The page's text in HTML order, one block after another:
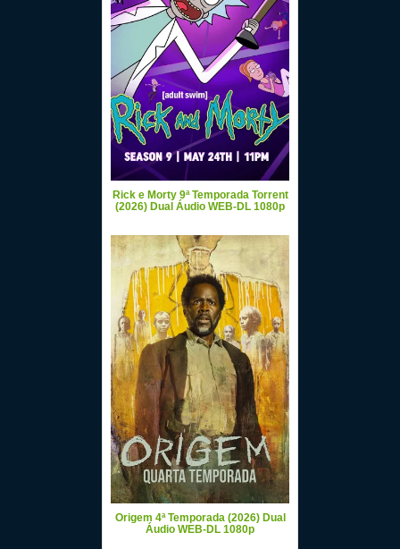
Rick e Morty 9ª Temporada Torrent
(2026) Dual Áudio WEB-DL 1080p
Origem 4ª Temporada (2026) Dual
Áudio WEB-DL 1080p